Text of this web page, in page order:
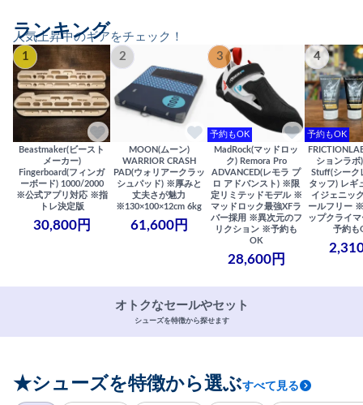
人気上昇中のギアをチェック！
ランキング
1
Beastmaker(ビースト
メーカー)
Fingerboard(フィンガ
ーボード) 1000/2000
※公式アプリ対応 ※指
トレ決定版
30,800円
2
MOON(ムーン)
WARRIOR CRASH
PAD(ウォリアークラッ
シュパッド) ※厚みと
丈夫さが魅力
※130×100×12cm 6kg
61,600円
3
予約もOK
MadRock(マッドロッ
ク) Remora Pro
ADVANCED(レモラ プ
ロ アドバンスト) ※限
定リミテッドモデル ※
マッドロック最強XFラ
バー採用 ※異次元のフ
リクション ※予約も
OK
28,600円
4
予約もOK
ションラボ
Stuff(シーク
タッフ) レギ
イジェニッ
ールフリー
ップクライ
予約も
オトクなセールやセット
シューズを特徴から探せます
★シューズを特徴から選ぶすべて見る